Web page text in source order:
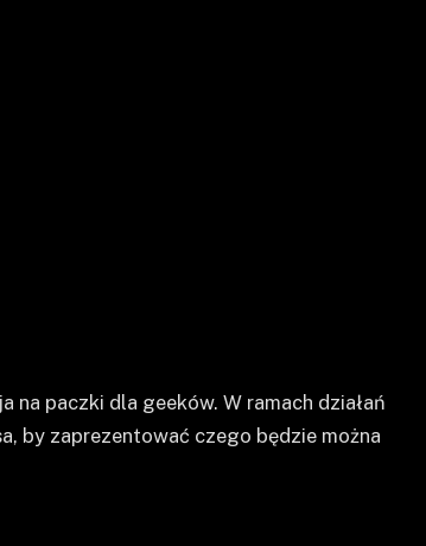
na paczki dla geeków. W ramach działań
by zaprezentować czego będzie można